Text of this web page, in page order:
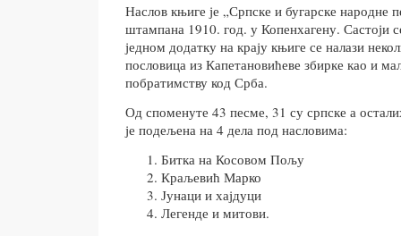
Наслов књиге је „Српске и бугарске народне
штампана 1910. год. у Копенхагену. Састоји
једном додатку на крају књиге се налази
пословица из Капетановићеве збирке као и
побратимству код Срба.
Од споменуте 43 песме, 31 су српске а
је подељена на 4 дела под насловима:
Битка на Косовом Пољу
Краљевић Марко
Јунаци и хајдуци
Легенде и митови.